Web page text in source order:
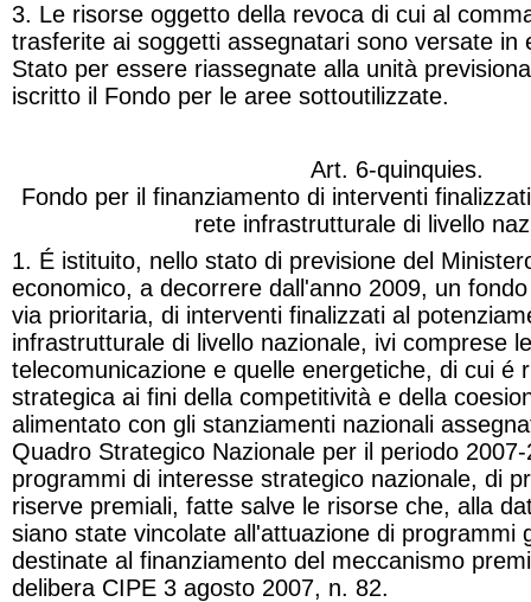
3. Le risorse oggetto della revoca di cui al
trasferite ai soggetti assegnatari sono versate in
Stato per essere riassegnate alla unità
iscritto il Fondo per le aree sottoutilizzate.
Art. 6-quinquies.
Fondo per il finanziamento di interventi
rete infrastrutturale di livello
1. É istituito, nello stato di previsione del
economico, a decorrere dall'anno 2009, un
via prioritaria, di interventi finalizzati al
infrastrutturale di livello nazionale, ivi comprese
telecomunicazione e quelle energetiche, di cui é
strategica ai fini della competitività e della
alimentato con gli stanziamenti nazionali
Quadro Strategico Nazionale per il periodo
programmi di interesse strategico nazionale, di
riserve premiali, fatte salve le risorse che, alla
siano state vincolate all'attuazione di programmi
destinate al finanziamento del meccanismo
delibera CIPE 3 agosto 2007, n. 82.